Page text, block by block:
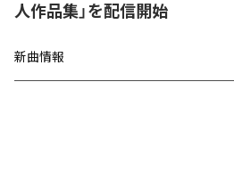
人作品集」を配信開始
新曲情報